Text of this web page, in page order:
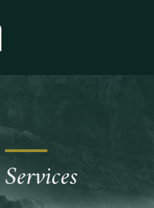
Services